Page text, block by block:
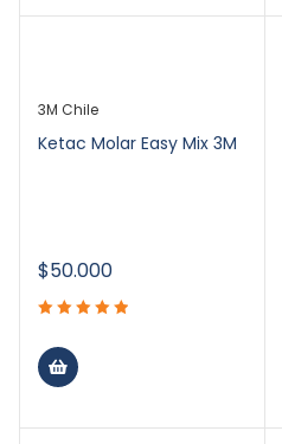
3M Chile
Ketac Molar Easy Mix 3M
$50.000